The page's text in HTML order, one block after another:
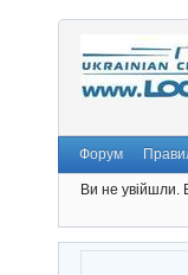
Форум
Ви не увійшли.